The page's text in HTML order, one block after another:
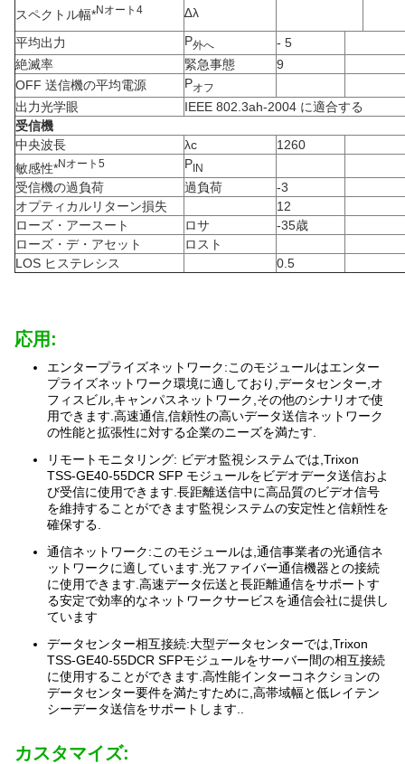
スペクトル幅*Nオート 4 ∆λ
平均出力 P外へ
- 5
絶滅率
緊急事態
9
OFF 送信機の平均電源
Pオフ
出力光学眼
IEEE 802.3ah-2004 に適合する
受信機
中央波長
λc
1260
敏感性*Nオート 5 PIN
受信機の過負荷 過負荷
-3
オプティカルリターン損失
12
ローズ・アースート
ロサ
-35歳
ローズ・デ・アセット
ロスト
LOS ヒステレシス
0.5
応用:
エンタープライズネットワーク:このモジュールはエンター
プライズネットワーク環境に適しており,データセンター,オ
フィスビル,キャンパスネットワーク,その他のシナリオで使
用できます.高速通信,信頼性の高いデータ送信ネットワーク
の性能と拡張性に対する企業のニーズを満たす.
リモートモニタリング: ビデオ監視システムでは,Trixon
TSS-GE40-55DCR SFP モジュールをビデオデータ送信およ
び受信に使用できます.長距離送信中に高品質のビデオ信号
を維持することができます監視システムの安定性と信頼性を
確保する.
通信ネットワーク:このモジュールは,通信事業者の光通信ネ
ットワークに適しています.光ファイバー通信機器との接続
に使用できます.高速データ伝送と長距離通信をサポートす
る安定で効率的なネットワークサービスを通信会社に提供し
ています
データセンター相互接続:大型データセンターでは,Trixon
TSS-GE40-55DCR SFPモジュールをサーバー間の相互接続
に使用することができます.高性能インターコネクションの
データセンター要件を満たすために,高帯域幅と低レイテン
シーデータ送信をサポートします..
カスタマイズ: